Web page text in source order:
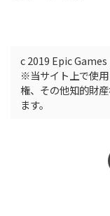
c 2019 Epic Games
※当サイト上で使
権、その他知的財
ます。